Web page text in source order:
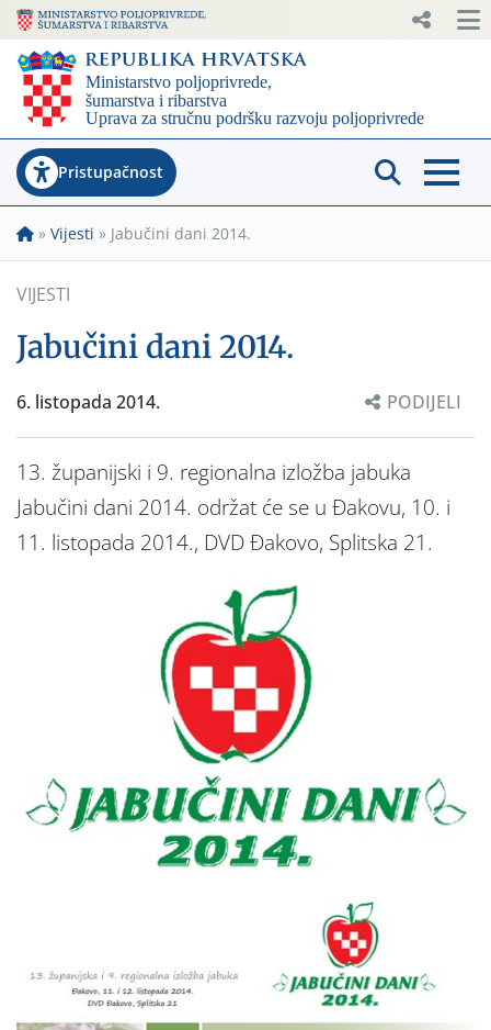
Pristupačnost
» Vijesti » Jabučini dani 2014.
VIJESTI
Jabučini dani 2014.
6. listopada 2014. PODIJELI
13. županijski i 9. regionalna izložba jabuka
Jabučini dani 2014. održat će se u Đakovu, 10. i
11. listopada 2014., DVD Đakovo, Splitska 21.